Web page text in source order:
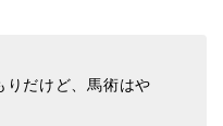
りだけど、馬術はや